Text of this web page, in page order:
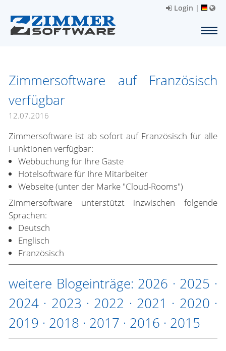
Login |
Zimmersoftware auf Französisch
verfügbar
12.07.2016
Zimmersoftware ist ab sofort auf Französisch für alle
Funktionen verfügbar:
Webbuchung für Ihre Gäste
Hotelsoftware für Ihre Mitarbeiter
Webseite (unter der Marke "Cloud-Rooms")
Zimmersoftware unterstützt inzwischen folgende
Sprachen:
Deutsch
Englisch
Französisch
weitere Blogeinträge: 2026 · 2025 ·
2024 · 2023 · 2022 · 2021 · 2020 ·
2019 · 2018 · 2017 · 2016 · 2015